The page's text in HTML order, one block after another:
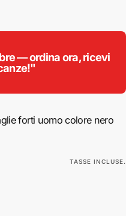
— ordina ora, ricevi
forti uomo colore nero
TASSE INCLUSE.